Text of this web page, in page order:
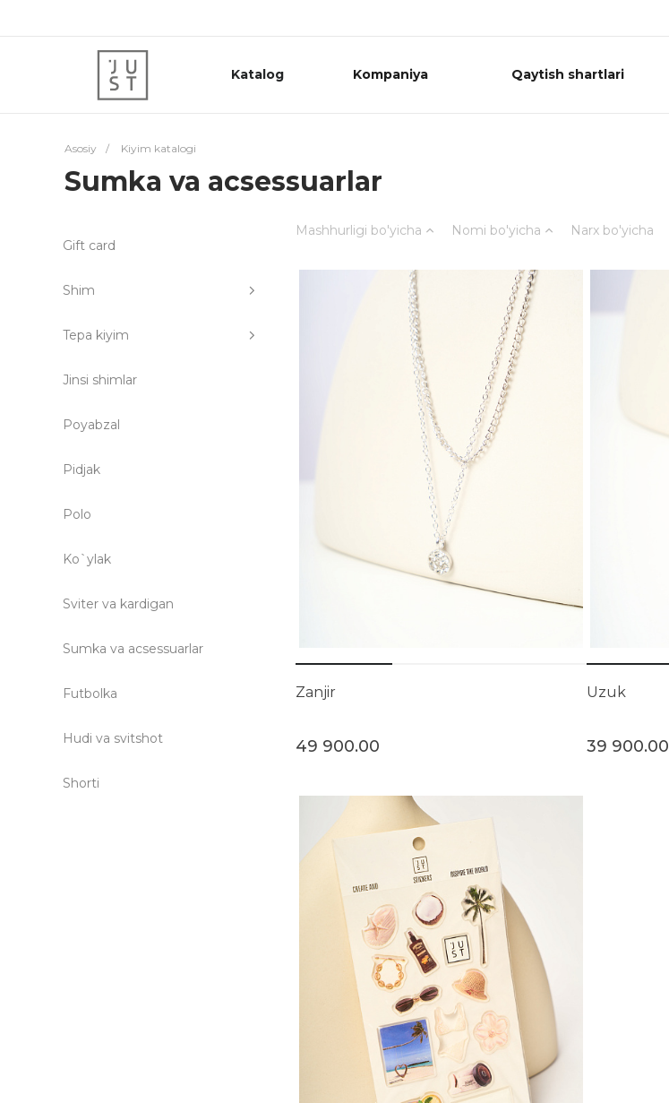
Katalog Kompaniya Qaytish shartlari
Asosiy / Kiyim katalogi
Sumka va acsessuarlar
Gift card
Shim
Tepa kiyim
Jinsi shimlar
Poyabzal
Pidjak
Polo
Ko`ylak
Sviter va kardigan
Sumka va acsessuarlar
Futbolka
Hudi va svitshot
Shorti
Mashhurligi bo'yicha Nomi bo'yicha Narx bo'yicha
Zanjir
49 900.00
Uzuk
39 900.00